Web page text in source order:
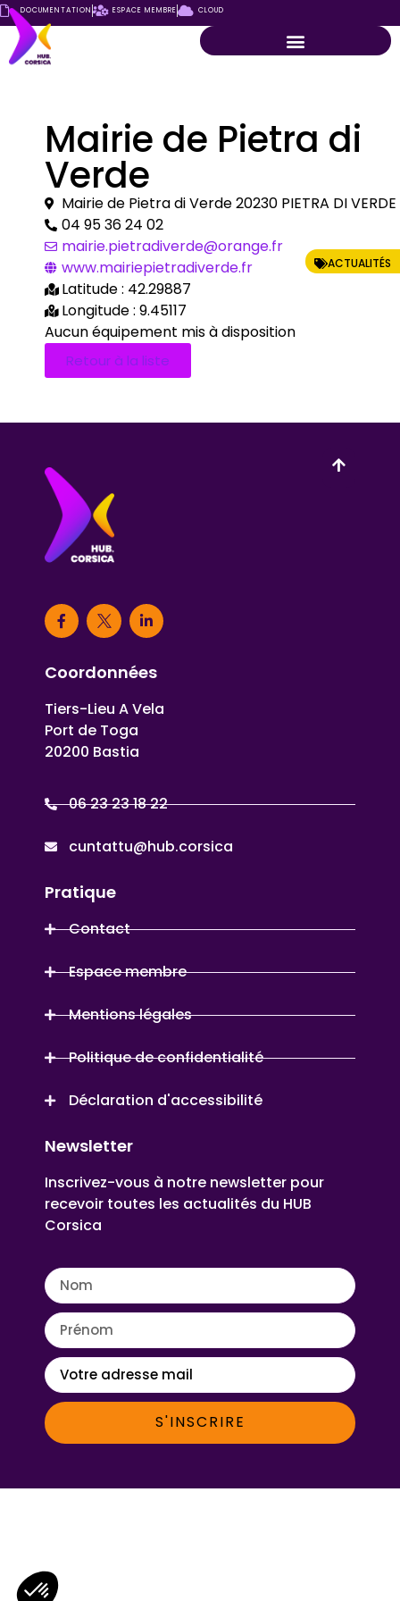
DOCUMENTATION ESPACE MEMBRE CLOUD
ACTUALITÉS
Mairie de Pietra di
Verde
Mairie de Pietra di Verde 20230 PIETRA DI VERDE
04 95 36 24 02
mairie.pietradiverde@orange.fr
www.mairiepietradiverde.fr
Latitude : 42.29887
Longitude : 9.45117
Aucun équipement mis à disposition
Retour à la liste
Coordonnées
Tiers-Lieu A Vela
Port de Toga
20200 Bastia
06 23 23 18 22
cuntattu@hub.corsica
Pratique
Contact
Espace membre
Mentions légales
Politique de confidentialité
Déclaration d'accessibilité
Newsletter
Inscrivez-vous à notre newsletter pour
recevoir toutes les actualités du HUB
Corsica
S'INSCRIRE